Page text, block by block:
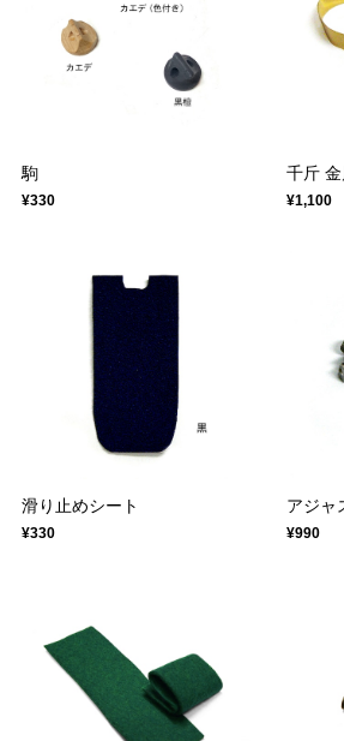
駒
¥330
千斤
¥1,100
滑り止めシート
¥330
アジャ
¥990